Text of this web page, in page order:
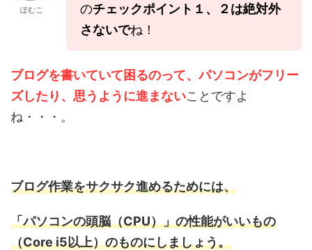
ぽむこ
のチェックポイント１、２は絶対外
さないでね！
ブログを書いていて困るのって、パソコンがフリー
ズしたり、思うように進まないことですよ
ね・・・。
ブログ作業をサクサク進めるためには、
「パソコンの頭脳（CPU）」の性能がいいもの
（Core i5以上）のものにしましょう。